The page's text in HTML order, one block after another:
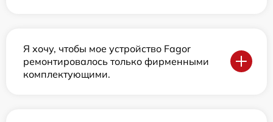
Я хочу, чтобы мое устройство Fagor
ремонтировалось только фирменными
комплектующими.